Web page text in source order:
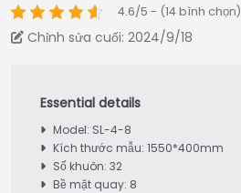
4.6/5 - (14 bình chọn)
Chỉnh sửa cuối: 2024/9/18
Model: SL-4-8
Kích thước mẫu: 1550*400mm
Số khuôn: 32
Bề mặt quay: 8